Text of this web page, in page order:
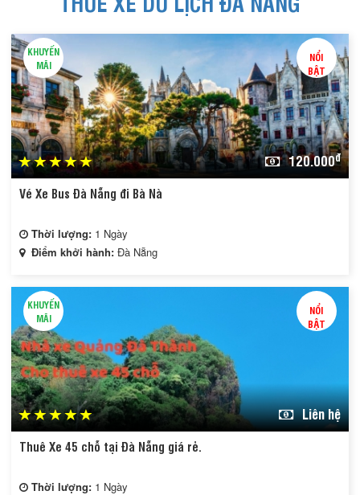
NỔI
BẬT
KHUYẾN
MÃI
120.000đ
Vé Xe Bus Đà Nẵng đi Bà Nà
Thời lượng: 1 Ngày
Điểm khởi hành: Đà Nẵng
NỔI
BẬT
KHUYẾN
MÃI
Liên hệ
Thuê Xe 45 chỗ tại Đà Nẵng giá rẻ.
Thời lượng: 1 Ngày